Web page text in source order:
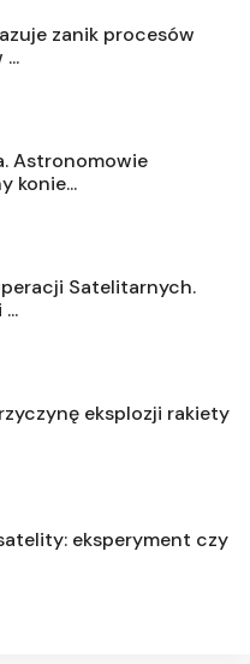
zanik procesów
Astronomowie
konie...
Satelitarnych.
eksplozji rakiety
eksperyment czy